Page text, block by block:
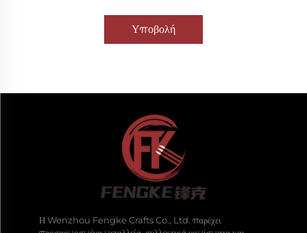
Υποβολή
Η Wenzhou Fengke Crafts Co., Ltd. παρέχει